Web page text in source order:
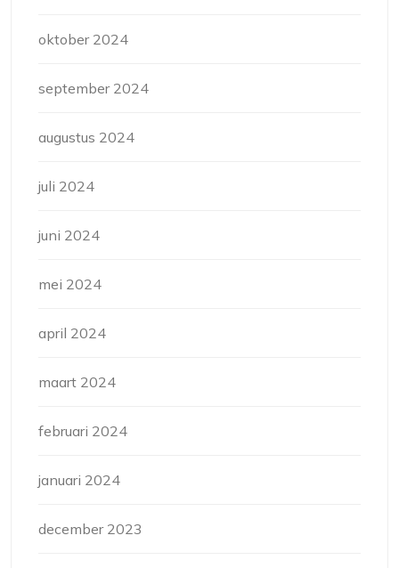
oktober 2024
september 2024
augustus 2024
juli 2024
juni 2024
mei 2024
april 2024
maart 2024
februari 2024
januari 2024
december 2023